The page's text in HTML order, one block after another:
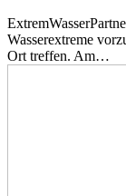
Wasserextreme
Ort treffen. Am…